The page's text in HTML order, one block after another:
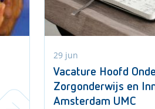
29 jun
Vacature Hoofd
Zorgonderwijs en
Amsterdam UMC